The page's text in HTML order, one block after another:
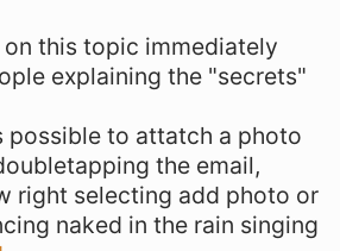
this topic immediately
explaining the "secrets"
possible to attatch a photo
the email,
right selecting add photo or
naked in the rain singing